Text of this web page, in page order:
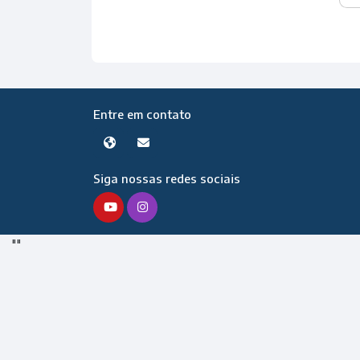
Entre em contato
Siga nossas redes sociais
""